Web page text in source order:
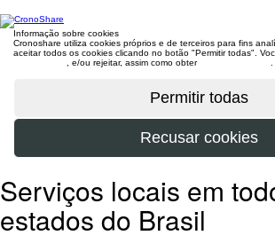
Informação sobre cookies
Cronoshare utiliza cookies próprios e de terceiros para fins
aceitar todos os cookies clicando no botão "Permitir todas".
, e/ou rejeitar, assim como obter
Serviços locais em
estados do Brasil